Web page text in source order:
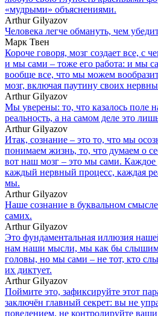
«мудрыми» объяснениями.
Arthur Gilyazov
Человека легче обмануть, чем
Марк Твен
Короче говоря, мозг создает все, с
и мы сами – тоже его работа: и мы
вообще все, что мы можем
мозг, включая паутину своих
Arthur Gilyazov
Мы уверены: то, что казалось поле
реальность, а на самом деле это
Arthur Gilyazov
Итак, сознание – это то, что мы
понимаем жизнь, то, что думаем о
вот наш мозг – это мы сами. Каждое
каждый нервный процесс, каждая
мы.
Arthur Gilyazov
Наше сознание в буквальном смысле
самих.
Arthur Gilyazov
Это фундаментальная иллюзия
нам наши мысли, мы как бы слышим
головы, но мы сами – не тот, кто
их диктует.
Arthur Gilyazov
Поймите это, зафиксируйте этот
заключён главный секрет: вы не
поведением, не контролируйте